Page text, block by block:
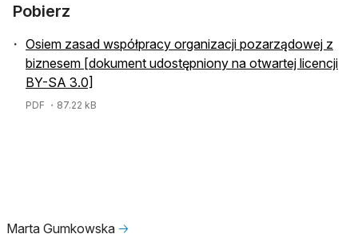
Pobierz
Osiem zasad współpracy organizacji pozarządowej z
biznesem [dokument udostępniony na otwartej licencji
BY-SA 3.0]
PDF ・87.22 kB
Marta Gumkowska 🡢